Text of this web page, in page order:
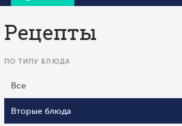
Рецепты
ПО ТИПУ БЛЮДА
Все
Вторые блюда